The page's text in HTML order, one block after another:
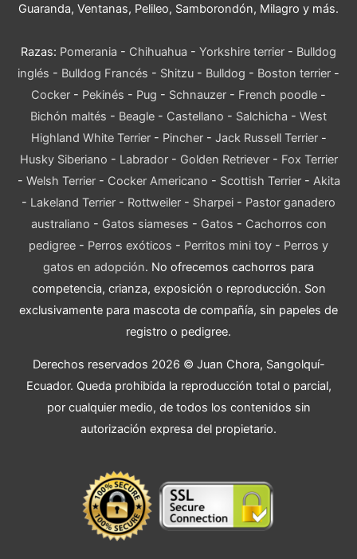
Guaranda, Ventanas, Pelileo, Samborondón, Milagro y más.
Razas: Pomerania - Chihuahua - Yorkshire terrier - Bulldog
inglés - Bulldog Francés - Shitzu - Bulldog - Boston terrier -
Cocker - Pekinés - Pug - Schnauzer - French poodle -
Bichón maltés - Beagle - Castellano - Salchicha - West
Highland White Terrier- Pincher- Jack Russell Terrier-
Husky Siberiano - Labrador- Golden Retriever- Fox Terrier
- Welsh Terrier- Cocker Americano - Scottish Terrier- Akita
- Lakeland Terrier - Rottweiler - Sharpei - Pastor ganadero
australiano - Gatos siameses - Gatos - Cachorros con
pedigree - Perros exóticos - Perritos mini toy - Perros y
gatos en adopción. No ofrecemos cachorros para
competencia, crianza, exposición o reproducción. Son
exclusivamente para mascota de compañía, sin papeles de
registro o pedigree.
Derechos reservados 2026 © Juan Chora, Sangolquí-
Ecuador. Queda prohibida la reproducción total o parcial,
por cualquier medio, de todos los contenidos sin
autorización expresa del propietario.